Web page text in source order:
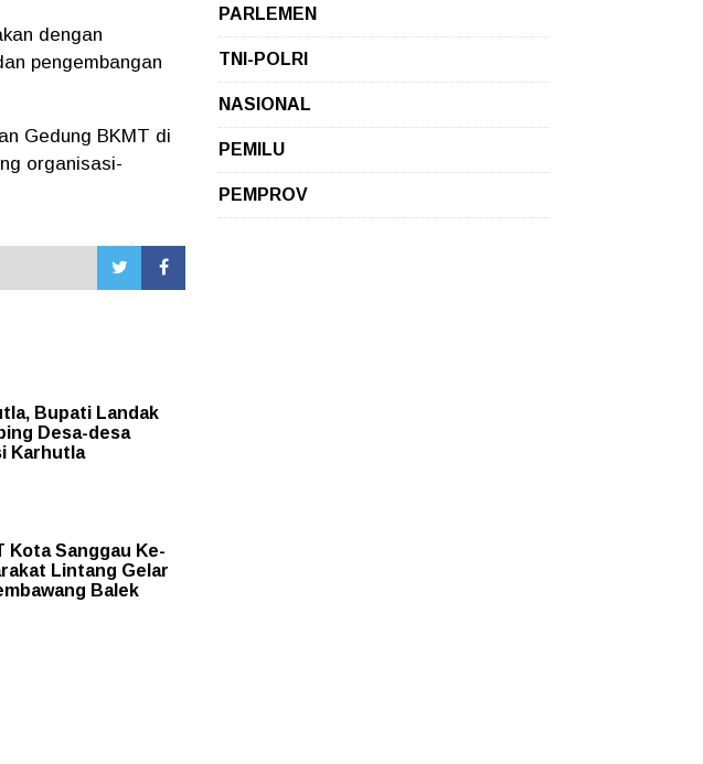
dengan
pengembangan
Gedung BKMT di
organisasi-
Bupati Landak
Desa-desa
Karhutla
Kota Sanggau Ke-
Lintang Gelar
Balek
PARLEMEN
TNI-POLRI
NASIONAL
PEMILU
PEMPROV